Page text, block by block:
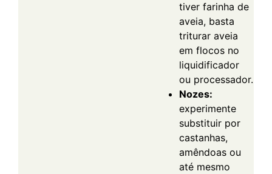
tiver farinha de
aveia, basta
triturar aveia
em flocos no
liquidificador
ou processador.
Nozes:
experimente
substituir por
castanhas,
amêndoas ou
até mesmo